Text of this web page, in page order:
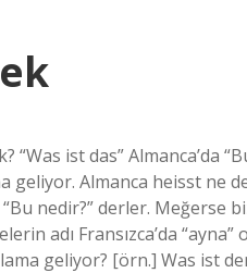
ist das” Almanca’da
geliyor. Almanca heisst ne
nedir?” derler. Meğerse
adı Fransızca’da
geliyor? [örn.] Was ist